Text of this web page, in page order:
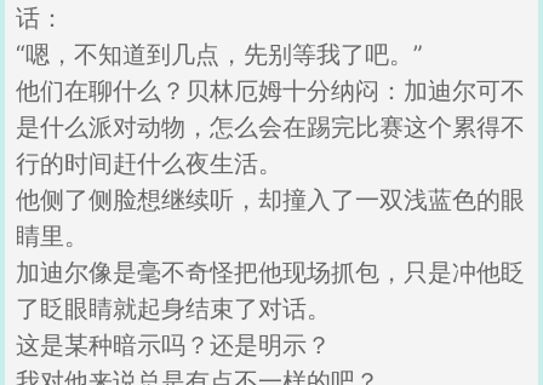
话：
“嗯，不知道到几点，先别等我了吧。”
他们在聊什么？贝林厄姆十分纳闷：加迪尔可不
是什么派对动物，怎么会在踢完比赛这个累得不
行的时间赶什么夜生活。
他侧了侧脸想继续听，却撞入了一双浅蓝色的眼
睛里。
加迪尔像是毫不奇怪把他现场抓包，只是冲他眨
了眨眼睛就起身结束了对话。
这是某种暗示吗？还是明示？